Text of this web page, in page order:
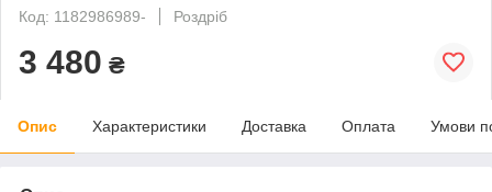
Код: 1182986989-
Роздріб
3 480 ₴
Опис Характеристики Доставка Оплата Умови